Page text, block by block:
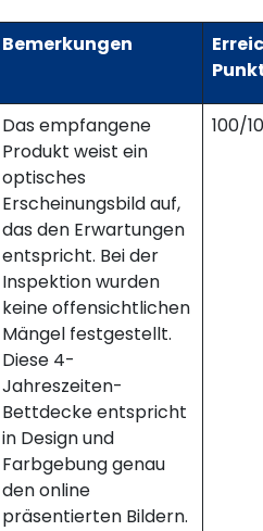
Bemerkungen
Das empfangene
Produkt weist ein
optisches
Erscheinungsbild auf,
das den Erwartungen
entspricht. Bei der
Inspektion wurden
keine offensichtlichen
Mängel festgestellt.
Diese 4-
Jahreszeiten-
Bettdecke entspricht
in Design und
Farbgebung genau
den online
präsentierten Bildern.
100/